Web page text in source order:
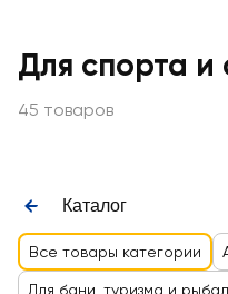
Для спорта и
45 товаров
Каталог
Все товары категории
Для бани, туризма и